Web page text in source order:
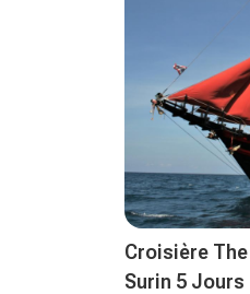
Croisière
Surin 5 Jours